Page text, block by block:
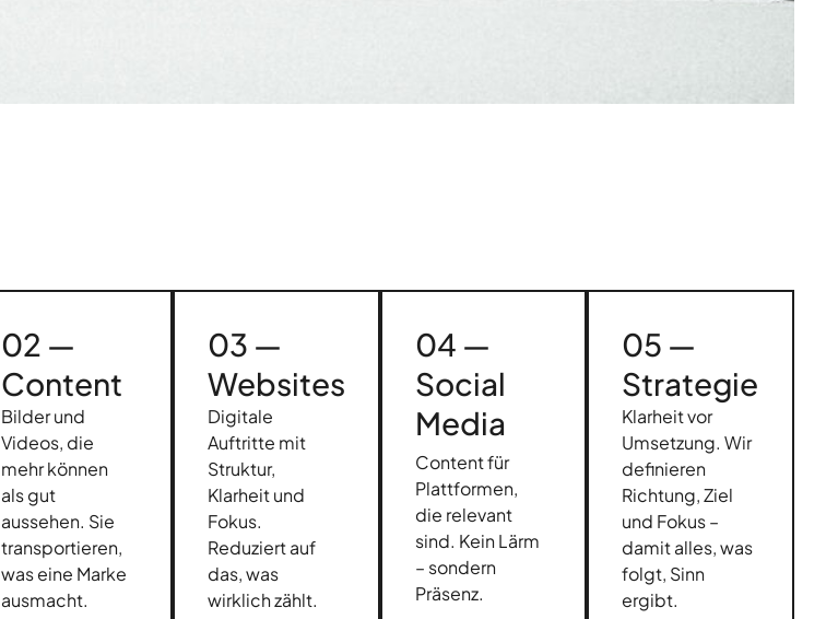
02 —
Content
Bilder und
Videos, die
mehr können
als gut
aussehen. Sie
transportieren,
was eine Marke
ausmacht.
03 —
Websites
Digitale
Auftritte mit
Struktur,
Klarheit und
Fokus.
Reduziert auf
das, was
wirklich zählt.
04 —
Social
Media
Content für
Plattformen,
die relevant
sind. Kein Lärm
– sondern
Präsenz.
05 —
Strategie
Klarheit vor
Umsetzung. Wir
definieren
Richtung, Ziel
und Fokus –
damit alles, was
folgt, Sinn
ergibt.